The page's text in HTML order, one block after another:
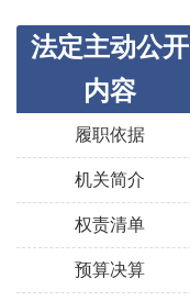
法定主动公开
内容
履职依据
机关简介
权责清单
预算决算